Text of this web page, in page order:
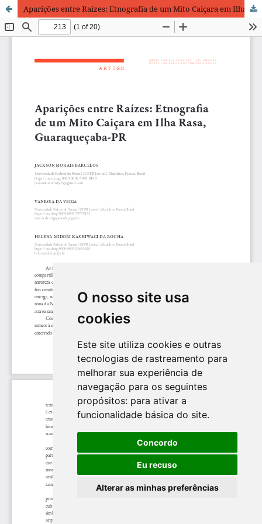
O nosso site usa
cookies
Este site utiliza cookies e outras
tecnologias de rastreamento para
melhorar sua experiência de
navegação para os seguintes
propósitos: para ativar a
funcionalidade básica do site.
Concordo
Eu recuso
Alterar as minhas preferências
Aparições entre Raízes: Etnografia de um Mito Caiçara em Ilha Rasa, Guaraqueçaba-PR